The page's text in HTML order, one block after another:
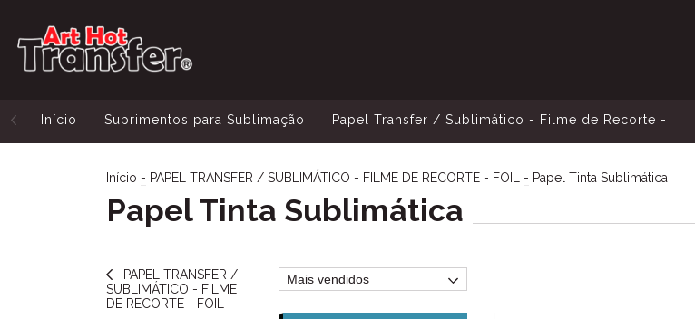
Início Suprimentos para Sublimação Papel Transfer / Sublimático - Filme de Recorte -
Início - PAPEL TRANSFER / SUBLIMÁTICO - FILME DE RECORTE - FOIL - Papel Tinta Sublimática
Papel Tinta Sublimática
PAPEL TRANSFER /
SUBLIMÁTICO - FILME
DE RECORTE - FOIL